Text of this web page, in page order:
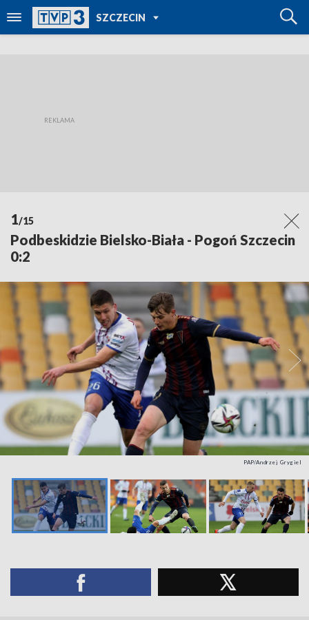
SZCZECIN
TVP REGIONY
1/15
Podbeskidzie Bielsko-Biała - Pogoń Szczecin
0:2
PAP/Andrzej Grygiel